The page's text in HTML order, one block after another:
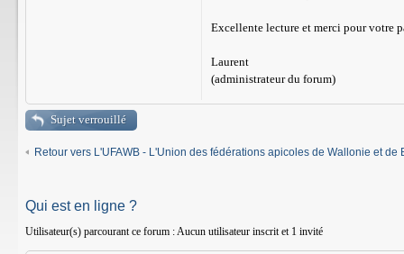
Excellente lecture et merci pour votre
Laurent
(administrateur du forum)
Sujet verrouillé
Retour vers L'UFAWB - L'Union des fédérations apicoles de Wallonie et de
Qui est en ligne ?
Utilisateur(s) parcourant ce forum : Aucun utilisateur inscrit et 1 invité